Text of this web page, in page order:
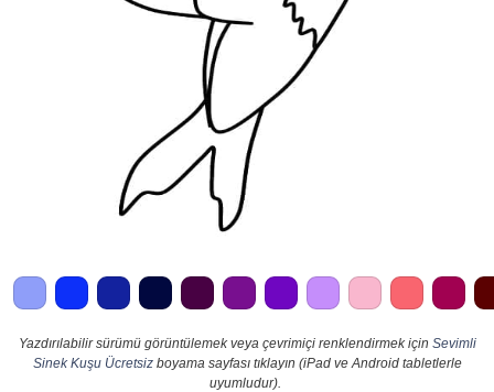
Yazdırılabilir sürümü görüntülemek veya çevrimiçi renklendirmek için Sevimli
Sinek Kuşu Ücretsizboyama sayfası tıklayın (iPad ve Android tabletlerle
uyumludur).